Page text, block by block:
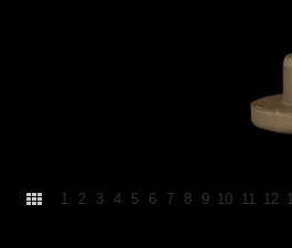
1 2 3 4 5 6 7 8 9 10 11 12